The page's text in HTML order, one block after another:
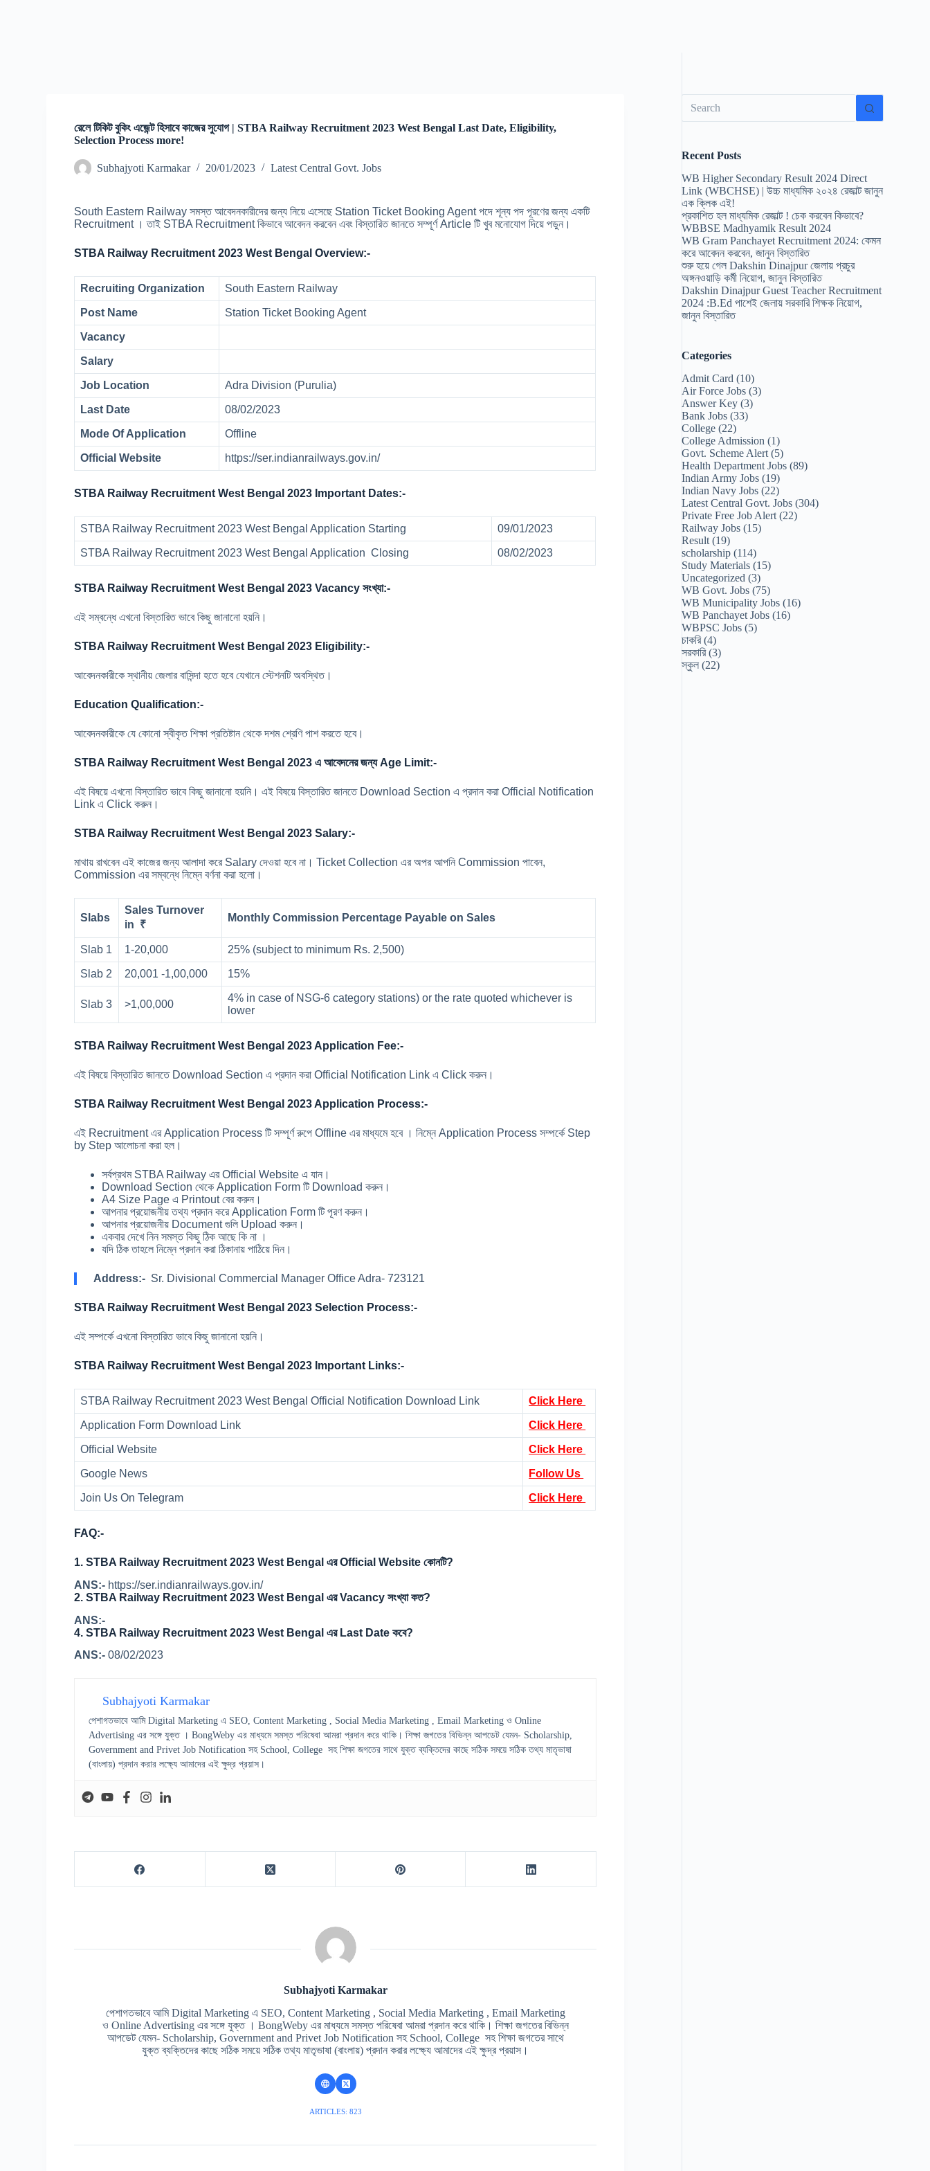
রেলে টিকিট বুকিং এজেন্ট হিসাবে কাজের সুযোগ | STBA Railway Recruitment 2023 West Bengal Last Date, Eligibility,
Selection Process more!
Subhajyoti Karmakar 20/01/2023 Latest Central Govt. Jobs
South Eastern Railway সমস্ত আবেদনকারীদের জন্য নিয়ে এসেছে Station Ticket Booking Agent পদে শূন্য পদ পূরণের জন্য একটি
Recruitment । তাই STBA Recruitment কিভাবে আবেদন করবেন এবং বিস্তারিত জানতে সম্পূর্ণ Article টি খুব মনোযোগ দিয়ে পড়ুন।
STBA Railway Recruitment 2023 West Bengal Overview:-
Recruiting Organization South Eastern Railway
Post Name Station Ticket Booking Agent
Vacancy
Salary
Job Location Adra Division (Purulia)
Last Date 08/02/2023
Mode Of Application Offline
Official Website https://ser.indianrailways.gov.in/
STBA Railway RecruitmentWest Bengal 2023 Important Dates:-
STBA Railway Recruitment 2023 West Bengal Application Starting 09/01/2023
STBA Railway Recruitment 2023 West Bengal Application Closing 08/02/2023
STBA Railway RecruitmentWest Bengal 2023 Vacancy সংখ্যা:-
এই সম্বন্ধে এখনো বিস্তারিত ভাবে কিছু জানানো হয়নি।
STBA Railway RecruitmentWest Bengal 2023 Eligibility:-
আবেদনকারীকে স্থানীয় জেলার বাসিন্দা হতে হবে যেখানে স্টেশনটি অবস্থিত।
Education Qualification:-
আবেদনকারীকে যে কোনো স্বীকৃত শিক্ষা প্রতিষ্টান থেকে দশম শ্রেণি পাশ করতে হবে।
STBA Railway RecruitmentWest Bengal 2023 এ আবেদনের জন্য Age Limit:-
এই বিষয়ে এখনো বিস্তারিত ভাবে কিছু জানানো হয়নি। এই বিষয়ে বিস্তারিত জানতে Download Section এ প্রদান করা Official Notification
Link এ Click করুন।
STBA Railway RecruitmentWest Bengal 2023 Salary:-
মাথায় রাখবেন এই কাজের জন্য আলাদা করে Salary দেওয়া হবে না। Ticket Collection এর অপর আপনি Commission পাবেন,
Commission এর সম্বন্ধে নিম্নে বর্ণনা করা হলো।
Slabs
Sales Turnover
in ₹
Monthly Commission Percentage Payable on Sales
Slab 1 1-20,000 25% (subject to minimum Rs. 2,500)
Slab 2 20,001 -1,00,000 15%
Slab 3 >1,00,000
4% in case of NSG-6 category stations) or the rate quoted whichever is
lower
STBA Railway RecruitmentWest Bengal 2023 Application Fee:-
এই বিষয়ে বিস্তারিত জানতে Download Section এ প্রদান করা Official Notification Link এ Click করুন।
STBA Railway RecruitmentWest Bengal 2023 Application Process:-
এই Recruitment এর Application Process টি সম্পূর্ণ রুপে Offline এর মাধ্যমে হবে । নিম্নে Application Process সম্পর্কে Step
by Step আলোচনা করা হল।
সর্বপ্রথম STBA Railway এর Official Website এ যান।
Download Section থেকে Application Form টি Download করুন।
A4 Size Page এ Printout বের করুন।
আপনার প্রয়োজনীয় তথ্য প্রদান করে Application Form টি পূরণ করুন।
আপনার প্রয়োজনীয় Document গুলি Upload করুন।
একবার দেখে নিন সমস্ত কিছু ঠিক আছে কি না ।
যদি ঠিক তাহলে নিম্নে প্রদান করা ঠিকানায় পাঠিয়ে দিন।
Address:- Sr. Divisional Commercial Manager Office Adra- 723121
STBA Railway RecruitmentWest Bengal 2023 Selection Process:-
এই সম্পর্কে এখনো বিস্তারিত ভাবে কিছু জানানো হয়নি।
STBA Railway RecruitmentWest Bengal 2023 Important Links:-
STBA Railway Recruitment 2023 West Bengal Official Notification Download Link Click Here
Application Form Download Link Click Here
Official Website Click Here
Google News Follow Us
Join Us On Telegram Click Here
FAQ:-
1. STBA Railway Recruitment 2023 West Bengal এর Official Website কোনটি?
ANS:- https://ser.indianrailways.gov.in/
2. STBA Railway Recruitment 2023 West Bengal এর Vacancy সংখ্যা কত?
ANS:-
4. STBA Railway Recruitment 2023 West Bengal এর Last Date কবে?
ANS:-08/02/2023
Subhajyoti Karmakar
পেশাগতভাবে আমি Digital Marketing এ SEO, Content Marketing , Social Media Marketing , Email Marketing ও Online
Advertising এর সঙ্গে যুক্ত । BongWeby এর মাধ্যমে সমস্ত পরিষেবা আমরা প্রদান করে থাকি। শিক্ষা জগতের বিভিন্ন আপডেট যেমন- Scholarship,
Government and Privet Job Notification সহ School, College সহ শিক্ষা জগতের সাথে যুক্ত ব্যক্তিদের কাছে সঠিক সময়ে সঠিক তথ্য মাতৃভাষা
(বাংলায়) প্রদান করার লক্ষ্যে আমাদের এই ক্ষুদ্র প্রয়াস।
Subhajyoti Karmakar
পেশাগতভাবে আমি Digital Marketing এ SEO, Content Marketing , Social Media Marketing , Email Marketing
ও Online Advertising এর সঙ্গে যুক্ত । BongWeby এর মাধ্যমে সমস্ত পরিষেবা আমরা প্রদান করে থাকি। শিক্ষা জগতের বিভিন্ন
আপডেট যেমন- Scholarship, Government and Privet Job Notification সহ School, College সহ শিক্ষা জগতের সাথে
যুক্ত ব্যক্তিদের কাছে সঠিক সময়ে সঠিক তথ্য মাতৃভাষা (বাংলায়) প্রদান করার লক্ষ্যে আমাদের এই ক্ষুদ্র প্রয়াস।
ARTICLES: 823
results
Recent Posts
WB Higher Secondary Result 2024 Direct
Link (WBCHSE) | উচ্চ মাধ্যমিক ২০২৪ রেজাল্ট জানুন
এক ক্লিক এই!
প্রকাশিত হল মাধ্যমিক রেজাল্ট ! চেক করবেন কিভাবে?
WBBSE Madhyamik Result 2024
WB Gram Panchayet Recruitment 2024: কেমন
করে আবেদন করবেন, জানুন বিস্তারিত
শুরু হয়ে গেল Dakshin Dinajpur জেলায় প্রচুর
অঙ্গনওয়াড়ি কর্মী নিয়োগ, জানুন বিস্তারিত
Dakshin Dinajpur Guest Teacher Recruitment
2024 :B.Ed পাশেই জেলায় সরকারি শিক্ষক নিয়োগ,
জানুন বিস্তারিত
Categories
Admit Card (10)
Air Force Jobs (3)
Answer Key (3)
Bank Jobs (33)
College (22)
College Admission (1)
Govt. Scheme Alert (5)
Health Department Jobs (89)
Indian Army Jobs (19)
Indian Navy Jobs (22)
Latest Central Govt. Jobs (304)
Private Free Job Alert (22)
Railway Jobs (15)
Result (19)
scholarship (114)
Study Materials (15)
Uncategorized (3)
WB Govt. Jobs (75)
WB Municipality Jobs (16)
WB Panchayet Jobs (16)
WBPSC Jobs (5)
চাকরি(4)
সরকারি(3)
স্কুল (22)